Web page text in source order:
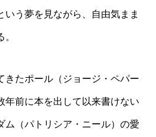
いう夢を見ながら、自由気まま
きたポール（ジョージ・ペパー
年前に本を出して以来書けない
ム（パトリシア・ニール）の愛